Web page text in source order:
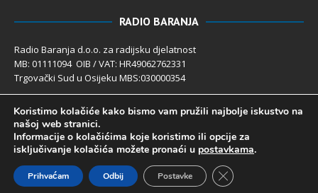
RADIO BARANJA
Radio Baranja d.o.o. za radijsku djelatnost
MB: 01111094 OIB / VAT: HR49062762331
Trgovački Sud u Osijeku MBS:030000354
Temeljni kapital 2.600,00 € uplaćen u cijelosti
Poslovni račun PBZ: 2340009-1100121402
IBAN: HR4123400091100121402
Uprava društva: Ivanka Rusan
Radio Baranja 1992- 2025 ©
Koristimo kolačiće kako bismo vam pružili najbolje iskustvo na
našoj web stranici.
Informacije o kolačićima koje koristimo ili opcije za
isključivanje kolačića možete pronaći u postavkama.
Prihvaćam Odbij Postavke Close GDPR Cookie